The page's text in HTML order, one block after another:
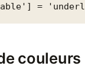
=
couleurs